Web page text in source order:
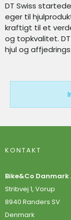
DT Swiss
eger til
kraftigt til et
og topkvalitet.
hjul og
KONTAKT
Bike&Co Danmark
Stribvej 1, Vorup
8940 Randers SV
Denmark